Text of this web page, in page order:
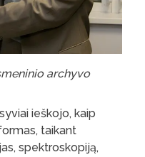
archyvo
ieškojo, kaip
taikant
spektroskopiją,